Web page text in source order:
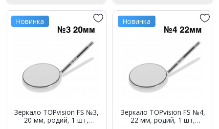
Новинка
Зеркало TOPvision FS №3,
20 мм, родий, 1 шт,
Новинка
Зеркало TOPvision FS №4,
22 мм, родий, 1 шт,